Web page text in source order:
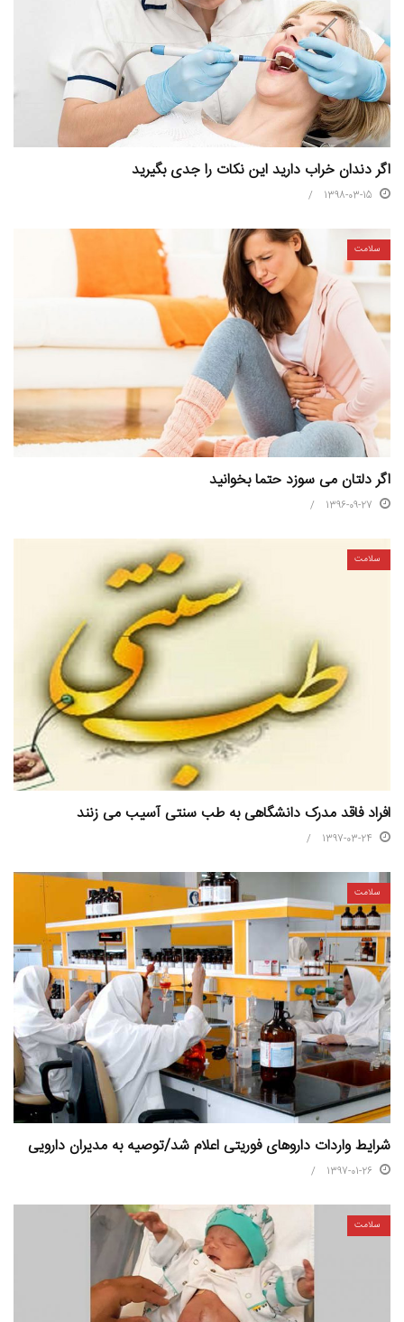
اگر دندان خراب دارید این نکات را جدی بگیرید
1398-03-15
سلامت
اگر دلتان می سوزد حتما بخوانید
1396-09-27
سلامت
افراد فاقد مدرک دانشگاهی به طب سنتی آسیب می زنند
1397-03-24
سلامت
شرایط واردات داروهای فوریتی اعلام شد/توصیه به مدیران دارویی
1397-01-26
سلامت